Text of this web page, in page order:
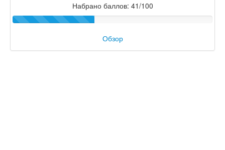
Набрано баллов: 41/100
Обзор